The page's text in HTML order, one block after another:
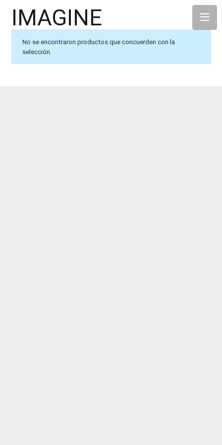
IMAGINE
No se encontraron productos que concuerden con la
selección.